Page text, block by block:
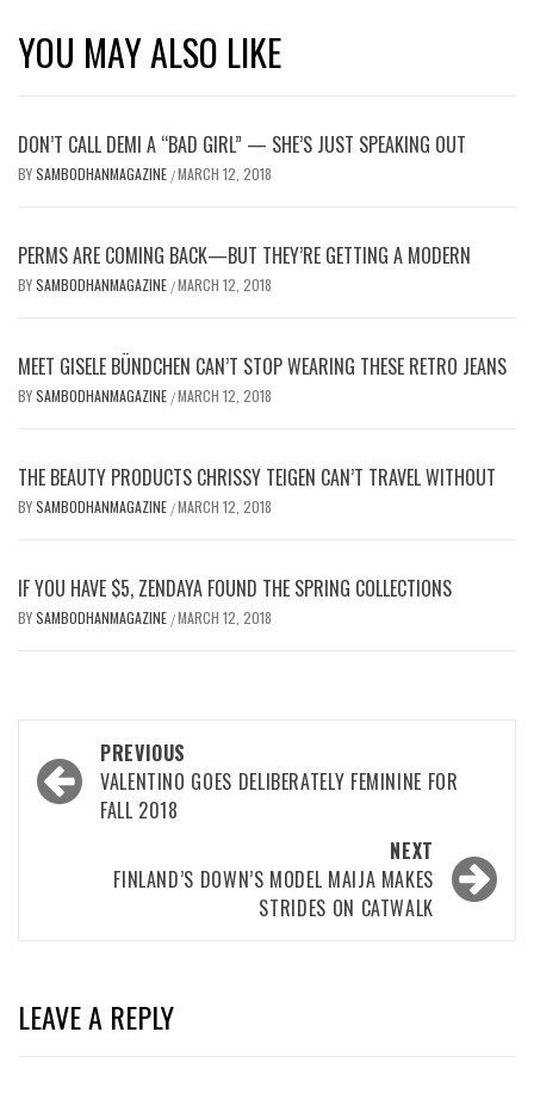
YOU MAY ALSO LIKE
DON’T CALL DEMI A “BAD GIRL” — SHE’S JUST SPEAKING OUT
BYSAMBODHANMAGAZINE /MARCH 12, 2018
PERMS ARE COMING BACK—BUT THEY’RE GETTING A MODERN
BYSAMBODHANMAGAZINE /MARCH 12, 2018
MEET GISELE BÜNDCHEN CAN’T STOP WEARING THESE RETRO JEANS
BYSAMBODHANMAGAZINE /MARCH 12, 2018
THE BEAUTY PRODUCTS CHRISSY TEIGEN CAN’T TRAVEL WITHOUT
BYSAMBODHANMAGAZINE /MARCH 12, 2018
IF YOU HAVE $5, ZENDAYA FOUND THE SPRING COLLECTIONS
BYSAMBODHANMAGAZINE /MARCH 12, 2018
Post
navigation
PREVIOUS
VALENTINO GOES DELIBERATELY FEMININE FOR
FALL 2018
NEXT
FINLAND’S DOWN’S MODEL MAIJA MAKES
STRIDES ON CATWALK
LEAVE A REPLY